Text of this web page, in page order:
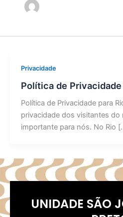
Privacidade
Política de
Política de Privacidade para
privacidade dos visitantes do
importante para nós. No Rio
UNIDADE SÃO